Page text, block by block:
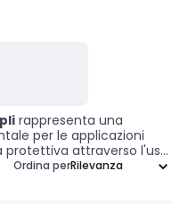
rappresenta una
per le applicazioni
protettiva attraverso l'uso
dispositivo è progettato
Ordina per